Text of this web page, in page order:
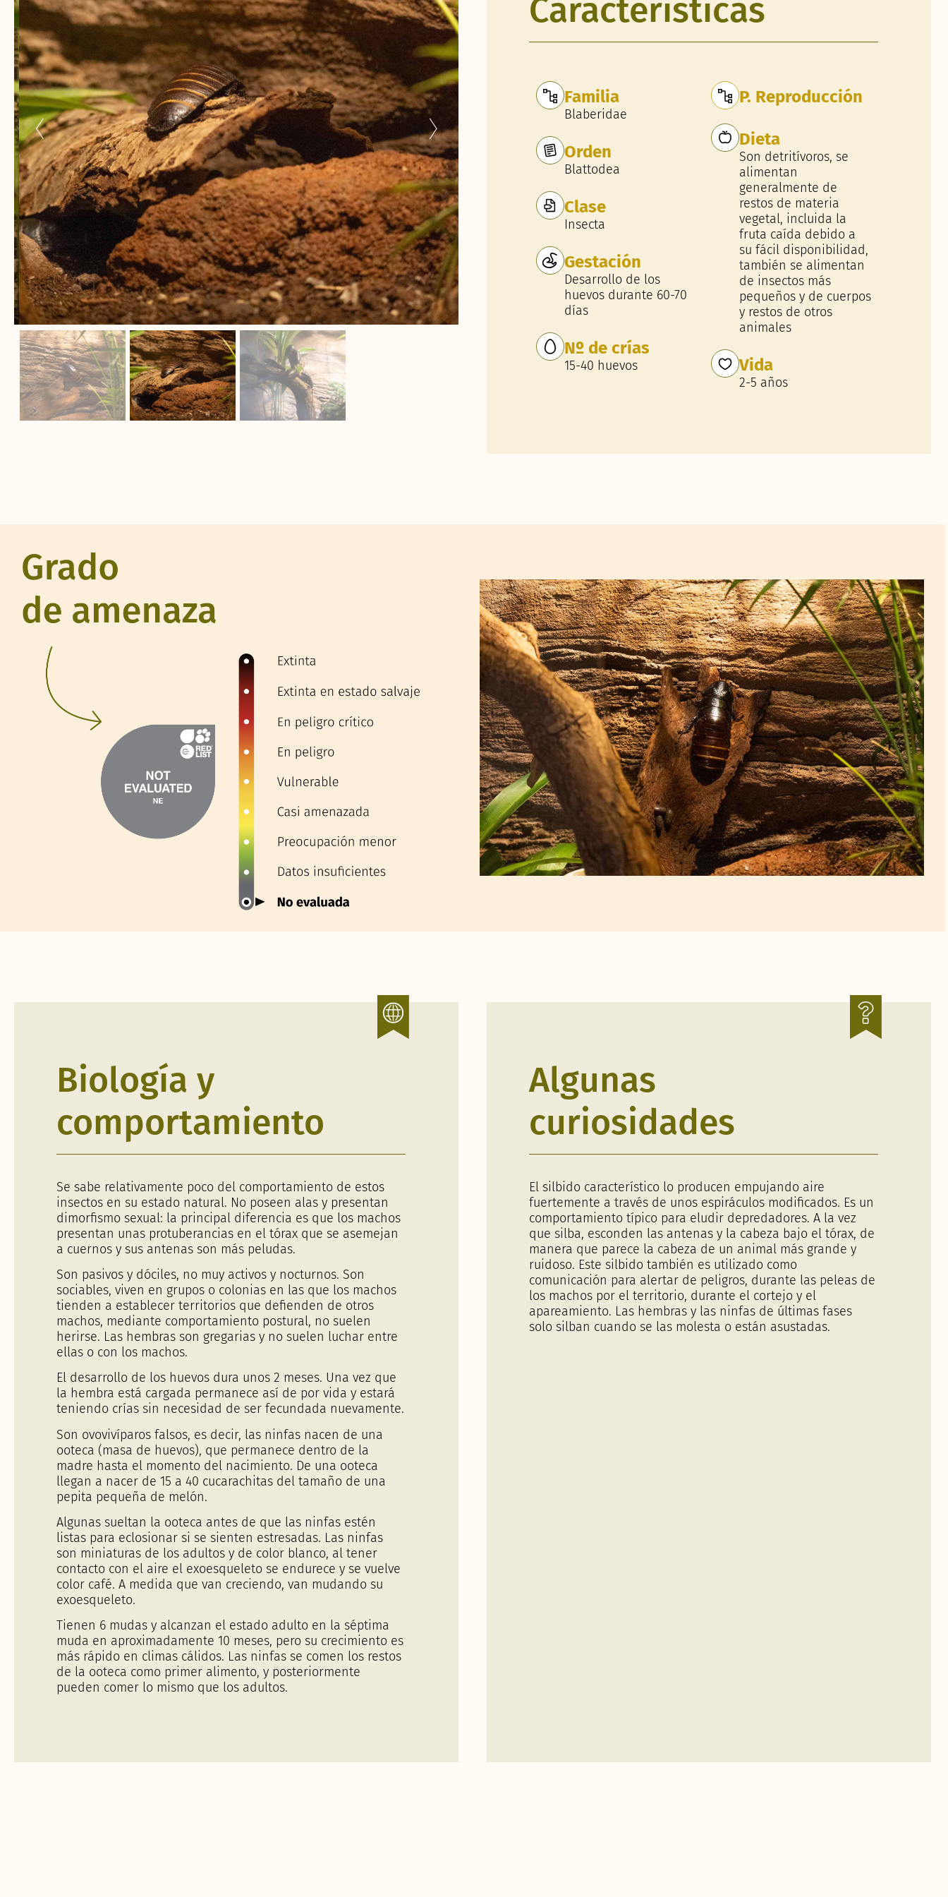
Características
Familia
Blaberidae
Orden
Blattodea
Clase
Insecta
Gestación
Desarrollo de los
huevos durante 60-70
días
Nº de crías
15-40 huevos
P. Reproducción
Dieta
Son detritívoros, se
alimentan
generalmente de
restos de materia
vegetal, incluida la
fruta caída debido a
su fácil disponibilidad,
también se alimentan
de insectos más
pequeños y de cuerpos
y restos de otros
animales
Vida
2-5 años
Biología y
comportamiento
Se sabe relativamente poco del comportamiento de estos
insectos en su estado natural. No poseen alas y presentan
dimorfismo sexual: la principal diferencia es que los machos
presentan unas protuberancias en el tórax que se asemejan
a cuernos y sus antenas son más peludas.
Son pasivos y dóciles, no muy activos y nocturnos. Son
sociables, viven en grupos o colonias en las que los machos
tienden a establecer territorios que defienden de otros
machos, mediante comportamiento postural, no suelen
herirse. Las hembras son gregarias y no suelen luchar entre
ellas o con los machos.
El desarrollo de los huevos dura unos 2 meses. Una vez que
la hembra está cargada permanece así de por vida y estará
teniendo crías sin necesidad de ser fecundada nuevamente.
Son ovovivíparos falsos, es decir, las ninfas nacen de una
ooteca (masa de huevos), que permanece dentro de la
madre hasta el momento del nacimiento. De una ooteca
llegan a nacer de 15 a 40 cucarachitas del tamaño de una
pepita pequeña de melón.
Algunas sueltan la ooteca antes de que las ninfas estén
listas para eclosionar si se sienten estresadas. Las ninfas
son miniaturas de los adultos y de color blanco, al tener
contacto con el aire el exoesqueleto se endurece y se vuelve
color café. A medida que van creciendo, van mudando su
exoesqueleto.
Tienen 6 mudas y alcanzan el estado adulto en la séptima
muda en aproximadamente 10 meses, pero su crecimiento es
más rápido en climas cálidos. Las ninfas se comen los restos
de la ooteca como primer alimento, y posteriormente
pueden comer lo mismo que los adultos.
Algunas
curiosidades
El silbido característico lo producen empujando aire
fuertemente a través de unos espiráculos modificados. Es un
comportamiento típico para eludir depredadores. A la vez
que silba, esconden las antenas y la cabeza bajo el tórax, de
manera que parece la cabeza de un animal más grande y
ruidoso. Este silbido también es utilizado como
comunicación para alertar de peligros, durante las peleas de
los machos por el territorio, durante el cortejo y el
apareamiento. Las hembras y las ninfas de últimas fases
solo silban cuando se las molesta o están asustadas.